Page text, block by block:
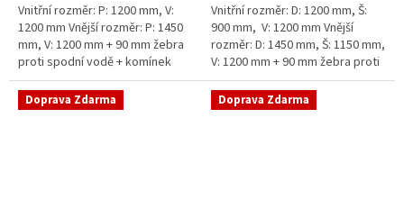
Vnitřní rozměr: P: 1200 mm, V:
1200 mm Vnější rozměr: P: 1450
mm, V: 1200 mm + 90 mm žebra
proti spodní vodě + komínek
Dvouplášťová vodoměrná šachta
- vhodná do míst...
Vnitřní rozměr: D: 1200 mm, Š:
900 mm, V: 1200 mm Vnější
rozměr: D: 1450 mm, Š: 1150 mm,
V: 1200 mm + 90 mm žebra proti
spodní vodě + komínek
Dvouplášťová...
Doprava Zdarma Doprava Zdarma